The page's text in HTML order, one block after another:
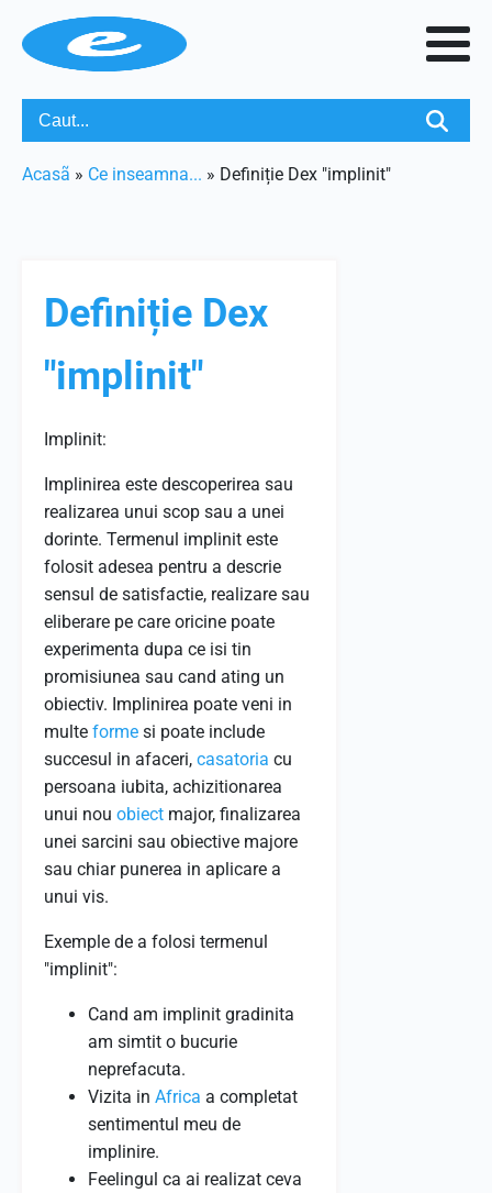
Acasã » Ce inseamna... » Definiție Dex "implinit"
Definiție Dex
"implinit"
Implinit:
Implinirea este descoperirea sau
realizarea unui scop sau a unei
dorinte. Termenul implinit este
folosit adesea pentru a descrie
sensul de satisfactie, realizare sau
eliberare pe care oricine poate
experimenta dupa ce isi tin
promisiunea sau cand ating un
obiectiv. Implinirea poate veni in
multe forme si poate include
succesul in afaceri, casatoria cu
persoana iubita, achizitionarea
unui nou obiect major, finalizarea
unei sarcini sau obiective majore
sau chiar punerea in aplicare a
unui vis.
Exemple de a folosi termenul
"implinit":
Cand am implinit gradinita
am simtit o bucurie
neprefacuta.
Vizita in Africa a completat
sentimentul meu de
implinire.
Feelingul ca ai realizat ceva